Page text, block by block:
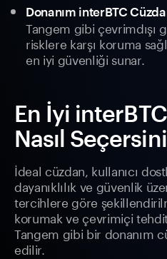
Donanım interBTC
Tangem gibi çevrimdışı
risklere karşı koruma
en iyi güvenliği sunar.
En İyi
Nasıl
İdeal cüzdan, kullanıcı
dayanıklılık ve güvenlik
tercihlere göre
korumak ve çevrimiçi
Tangem gibi bir donanım
edilir.